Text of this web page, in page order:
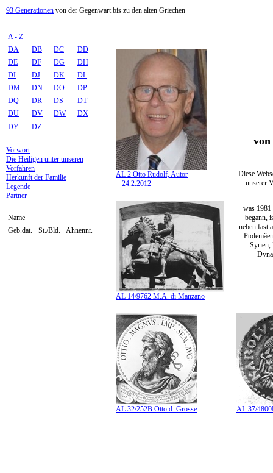
93 Generationen von der Gegenwart bis zu den alten Griechen
A - Z
DA
DB DC
DD
DE
DF DG
DH
DI
DJ DK
DL
DM
DN DO
DP
DQ
DR DS
DT
DU
DV DW
DX
DY
DZ
Vorwort
Die Heiligen unter unseren
Vorfahren
Herkunft der Familie
Legende
Partner
Name
Geb.dat.
St./Bld. Ahnennr.
AL 2 Otto Rudolf, Autor
+ 24.2.2012
von
Diese
unserer
was 1981
begann,
neben fast
Syrien,
AL 14/9762 M.A. di Manzano
AL 32/252B Otto d. Grosse AL 37/